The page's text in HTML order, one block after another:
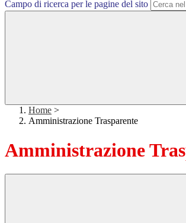
Campo di ricerca per le pagine del sito
Home >
Amministrazione Trasparente
Amministrazione